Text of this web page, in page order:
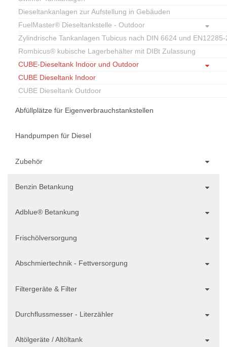
Dieseltankanlagen zur Aufstellung in Gebäuden
FuelMaster® Dieseltankstelle - Outdoor
Zylindrische Tankanlagen Tubicus nach DIN 6624 und EN12285-
Rombicus® kubische Lagerbehälter mit DIBt Zulassung
CUBE-Dieseltank Indoor und Outdoor
CUBE Dieseltank Indoor
CUBE Dieseltank Outdoor
Abfüllplätze für Eigenverbrauchstankstellen
Handpumpen für Diesel
Zubehör
Benzin Betankung
Adblue® Betankung
Frischölversorgung
Abschmiertechnik - Fettversorgung
Filtergeräte & Filter
Durchflussmesser - Literzähler
Altölgeräte / Altöltank